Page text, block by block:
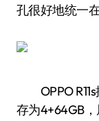
孔很好地统一
OPPO R11s
存为4+64GB